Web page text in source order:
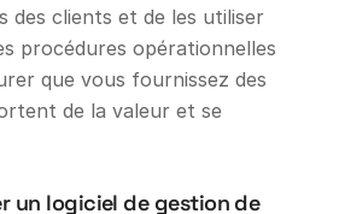
des clients et de les utiliser
procédures opérationnelles
que vous fournissez des
de la valeur et se
un logiciel de gestion de